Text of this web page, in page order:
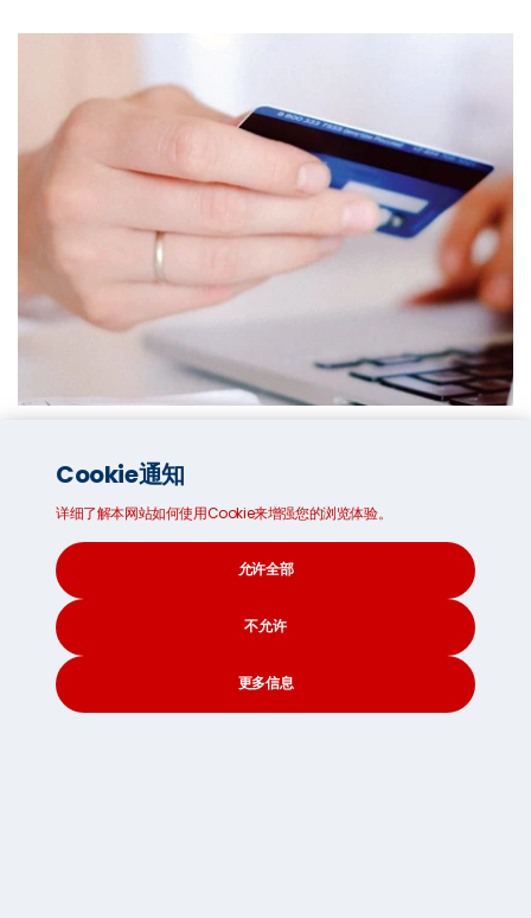
我们在本页解释无隐藏收费保证，并提供建议，帮您避免不
Cookie通知
详细了解本网站如何使用Cookie来增强您的浏览体验。
允许全部
不允许
更多信息